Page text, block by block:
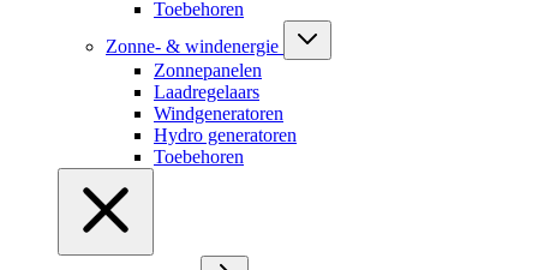
Toebehoren
Zonne- & windenergie
Zonnepanelen
Laadregelaars
Windgeneratoren
Hydro generatoren
Toebehoren